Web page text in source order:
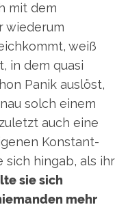
mit dem
wiederum
weiß
in dem quasi
Panik auslöst,
solch einem
auch eine
Konstant-
sich hingab, als ihr
sie sich
mehr